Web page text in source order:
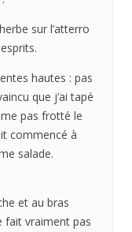
sur l’atterro
hautes : pas
que j’ai tapé
pas frotté le
commencé à
salade.
et au bras
fait vraiment pas